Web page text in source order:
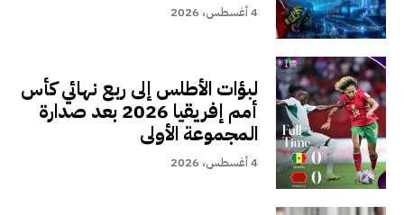
4 أغسطس، 2026
لبؤات الأطلس إلى ربع نهائي كأس
أمم إفريقيا 2026 بعد صدارة
المجموعة الأولى
4 أغسطس، 2026